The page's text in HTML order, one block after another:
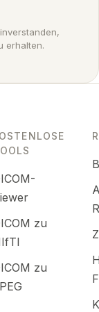
erhalten.
zu
zu